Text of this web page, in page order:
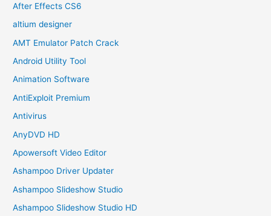
After Effects CS6
altium designer
AMT Emulator Patch Crack
Android Utility Tool
Animation Software
AntiExploit Premium
Antivirus
AnyDVD HD
Apowersoft Video Editor
Ashampoo Driver Updater
Ashampoo Slideshow Studio
Ashampoo Slideshow Studio HD